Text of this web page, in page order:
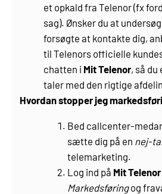
et opkald fra Telenor (fx
sag). Ønsker du at
forsøgte at kontakte dig,
til Telenors officielle
chatten i Mit Telenor, så du
taler med den rigtige
Hvordan stopper jeg
Bed callcenter-
sætte dig på en nej-
telemarketing.
Log ind på Mit Telenor
Markedsføringog